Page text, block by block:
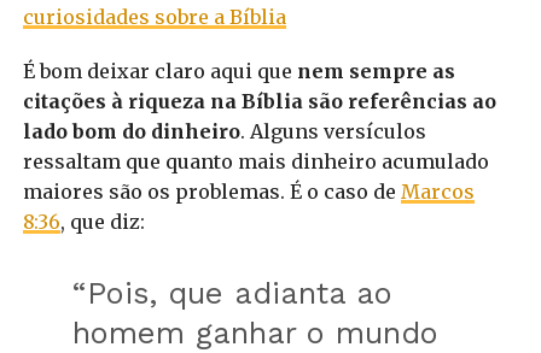
curiosidades sobre a Bíblia
É bom deixar claro aqui que nem sempre as
citações à riqueza na Bíblia são referências ao
lado bom do dinheiro. Alguns versículos
ressaltam que quanto mais dinheiro acumulado
maiores são os problemas. É o caso de Marcos
8:36, que diz:
“Pois, que adianta ao
homem ganhar o mundo